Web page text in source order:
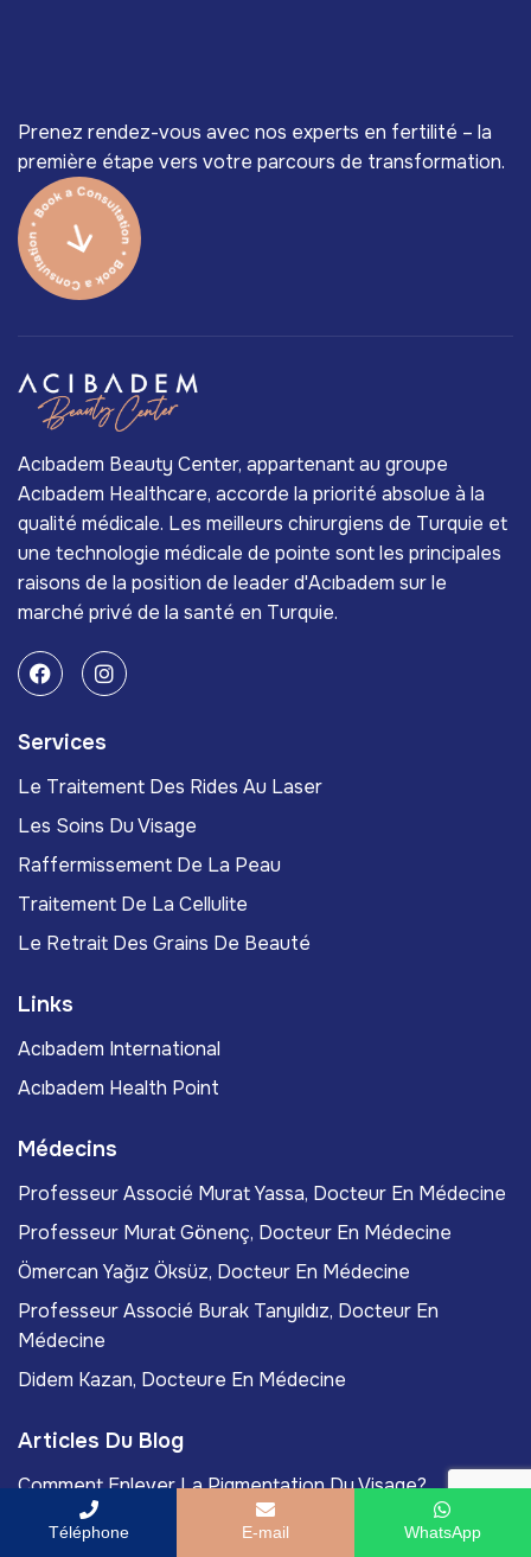
Prenez rendez-vous avec nos experts en fertilité – la
première étape vers votre parcours de transformation.
Acıbadem Beauty Center, appartenant au groupe
Acıbadem Healthcare, accorde la priorité absolue à la
qualité médicale. Les meilleurs chirurgiens de Turquie et
une technologie médicale de pointe sont les principales
raisons de la position de leader d'Acıbadem sur le
marché privé de la santé en Turquie.
Services
Le Traitement Des Rides Au Laser
Les Soins Du Visage
Raffermissement De La Peau
Traitement De La Cellulite
Le Retrait Des Grains De Beauté
Links
Acıbadem International
Acıbadem Health Point
Médecins
Professeur Associé Murat Yassa, Docteur En Médecine
Professeur Murat Gönenç, Docteur En Médecine
Ömercan Yağız Öksüz, Docteur En Médecine
Professeur Associé Burak Tanyıldız, Docteur En
Médecine
Didem Kazan, Docteure En Médecine
Articles Du Blog
Comment Enlever La Pigmentation Du Visage?
Les Meilleurs Traitements Des Cicatrices Après Une
Téléphone E-mail WhatsApp